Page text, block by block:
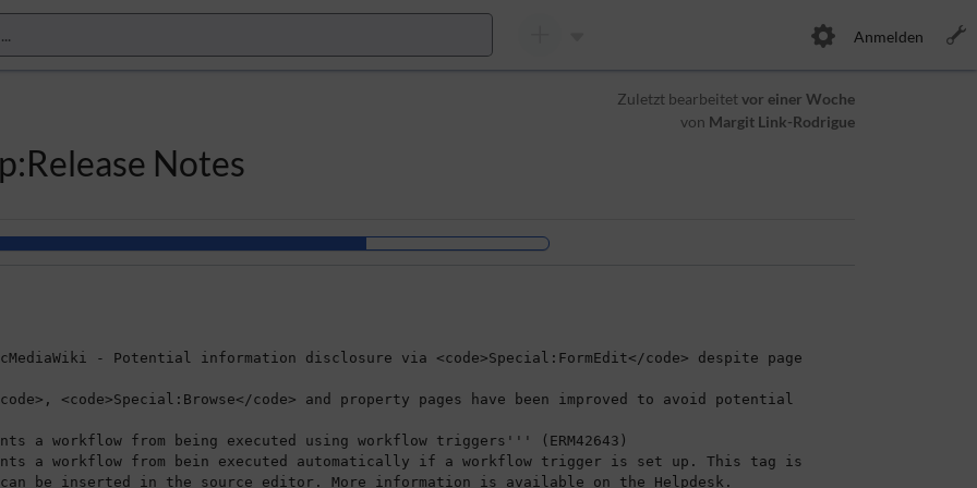
Anmelden
Zuletzt bearbeitetvor einer Woche
von Margit Link-Rodrigue
Notes